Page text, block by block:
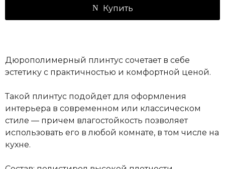
Купить
Дюрополимерный плинтус сочетает в себе
эстетику с практичностью и комфортной ценой.
Такой плинтус подойдет для оформления
интерьера в современном или классическом
стиле — причем влагостойкость позволяет
использовать его в любой комнате, в том числе на
кухне.